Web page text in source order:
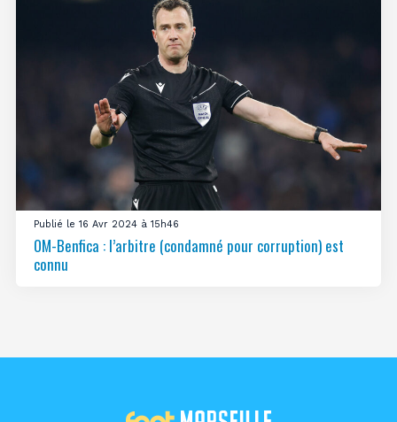
Publié le 16 Avr 2024 à 15h46
OM-Benfica : l’arbitre (condamné pour corruption) est
connu